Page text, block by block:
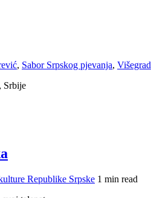
, Sabor Srpskog pjevanja, Višegrad
Srbije
Republike Srpske 1 min read